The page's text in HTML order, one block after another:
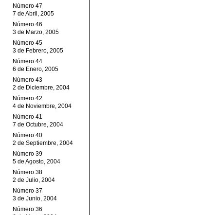
Número 47
7 de Abril, 2005
Número 46
3 de Marzo, 2005
Número 45
3 de Febrero, 2005
Número 44
6 de Enero, 2005
Número 43
2 de Diciembre, 2004
Número 42
4 de Noviembre, 2004
Número 41
7 de Octubre, 2004
Número 40
2 de Septiembre, 2004
Número 39
5 de Agosto, 2004
Número 38
2 de Julio, 2004
Número 37
3 de Junio, 2004
Número 36